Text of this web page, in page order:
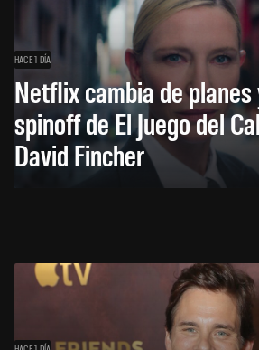
HACE 1 DÍA
Netflix cambia de
spinoff de El Juego del
David Fincher